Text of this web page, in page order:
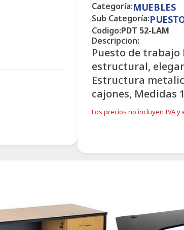
Categoría:MUEBLES
Sub Categoría:
Codigo:PDT 52-LAM
Descripcion:
Puesto de trabajo
estructural,
Estructura
cajones, Medidas
Los precios no incluyen IVA y